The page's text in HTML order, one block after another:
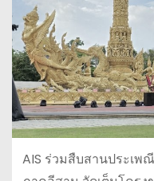
AIS ร่วมสืบสานประเ